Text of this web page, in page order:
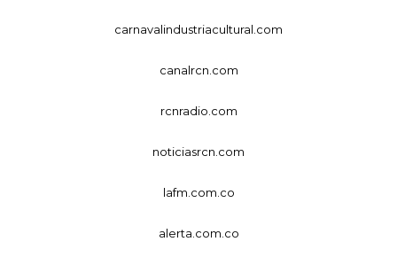
carnavalindustriacultural.com
canalrcn.com
rcnradio.com
noticiasrcn.com
lafm.com.co
alerta.com.co